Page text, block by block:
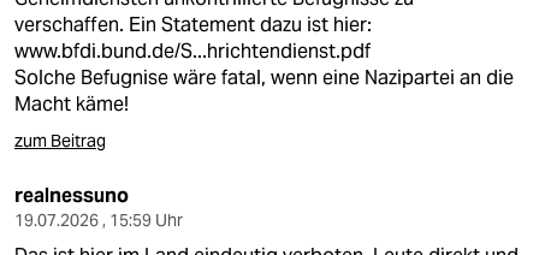
verschaffen. Ein Statement dazu ist hier:
www.bfdi.bund.de/S...hrichtendienst.pdf
Solche Befugnise wäre fatal, wenn eine Nazipartei an die
Macht käme!
zum Beitrag
realnessuno
19.07.2026 , 15:59 Uhr